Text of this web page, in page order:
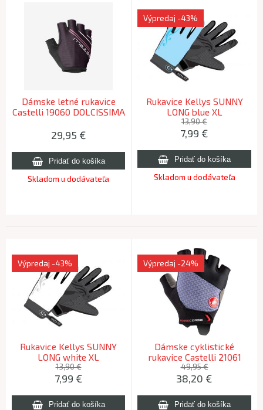
Dámske letné rukavice
Castelli 19060 DOLCISSIMA
29,95 €
Skladom u dodávateľa
Rukavice Kellys SUNNY
LONG blue XL
Výpredaj -43%
13,90 €
7,99 €
Skladom u dodávateľa
Rukavice Kellys SUNNY
LONG white XL
Výpredaj -43%
13,90 €
7,99 €
Dámske cyklistické
rukavice Castelli 21061
ROSSO CORSA 2 W 420
morská modrá XL
Výpredaj -24%
49,95 €
38,20 €